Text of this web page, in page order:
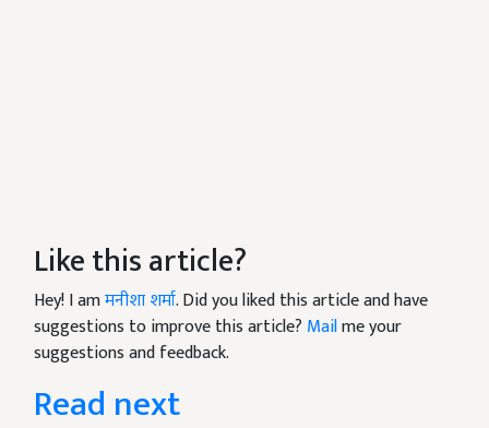
Like this article?
Hey! I amमनीशा शर्मा. Did you liked this article and have
suggestions to improve this article? Mailme your
suggestions and feedback.
Read next